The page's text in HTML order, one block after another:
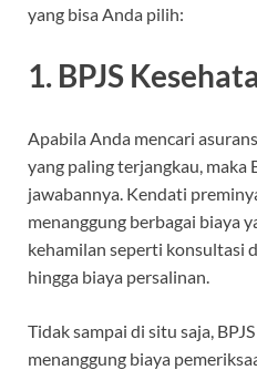
yang bisa Anda pilih:
1. BPJS
Apabila Anda mencari
yang paling terjangkau, maka
jawabannya. Kendati
menanggung berbagai biaya
kehamilan seperti konsultasi
hingga biaya persalinan.
Tidak sampai di situ saja,
menanggung biaya